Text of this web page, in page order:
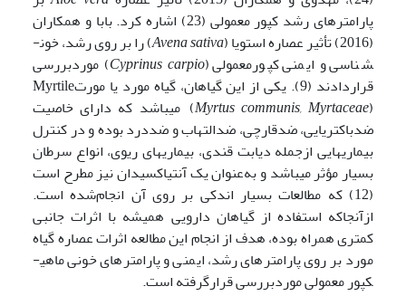
پارامترهای رشد کپور معمولی (23) اشاره کرد. بابا و همکاران
(2016) تأثیر عصاره استویا (
Avenasativa
) را بر روی رشد، خون­
شناسی و ایمنی کپور­معمولی (Cyprinus carpio) موردبررسی
قراردادند (9). یکی از این گیاهان، گیاه مورد یا مورتMyrtile
(Myrtus communis, Myrtaceae ) می­باشد که دارای خاصیت
ضد­باکتریایی، ضد­قارچی، ضد­التهاب و ضددرد بوده و در کنترل
بیماری­هایی ازجمله دیابت قندی، بیماری­های ریوی، انواع سرطان
بسیار مؤثر می­باشد و به‌عنوان یک آنتی­اکسیدان نیز مطرح است
(12) که مطالعات بسیار اندکی بر روی آن انجام‌شده است.
ازآنجاکه استفاده از گیاهان دارویی همیشه با اثرات جانبی
کمتری همراه بوده، هدف از انجام این مطالعه اثرات عصاره گیاه
مورد بر روی پارامترهای رشد، ایمنی و پارامترهای خونی ماهی­
کپور معمولی موردبررسی قرارگرفته است.